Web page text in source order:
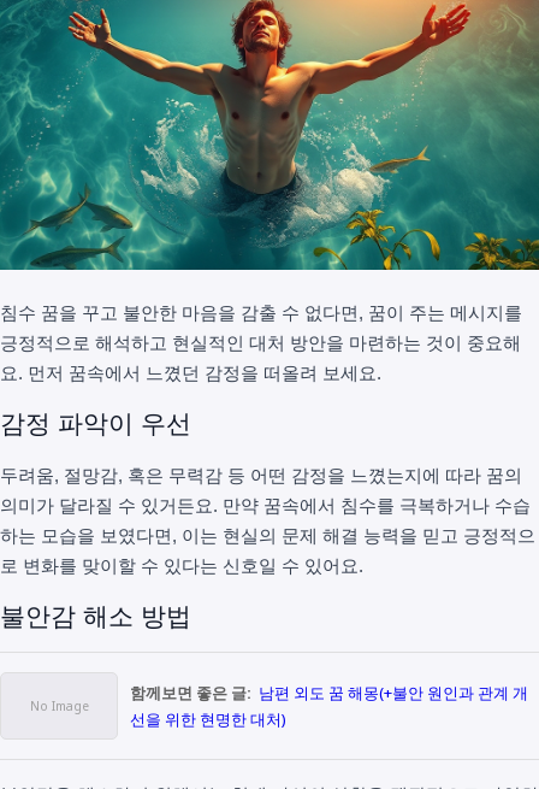
침수 꿈을 꾸고 불안한 마음을 감출 수 없다면, 꿈이 주는 메시지를
긍정적으로 해석하고 현실적인 대처 방안을 마련하는 것이 중요해
요. 먼저 꿈속에서 느꼈던 감정을 떠올려 보세요.
감정 파악이 우선
두려움, 절망감, 혹은 무력감 등 어떤 감정을 느꼈는지에 따라 꿈의
의미가 달라질 수 있거든요. 만약 꿈속에서 침수를 극복하거나 수습
하는 모습을 보였다면, 이는 현실의 문제 해결 능력을 믿고 긍정적으
로 변화를 맞이할 수 있다는 신호일 수 있어요.
불안감 해소 방법
함께보면 좋은 글: 남편 외도 꿈 해몽(+불안 원인과 관계 개
선을 위한 현명한 대처)